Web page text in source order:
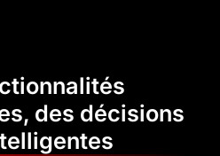
des décisions